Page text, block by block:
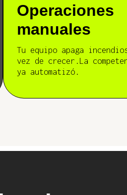
Operaciones
manuales
Tu equipo apaga
vez de crecer.La
ya automatizó.